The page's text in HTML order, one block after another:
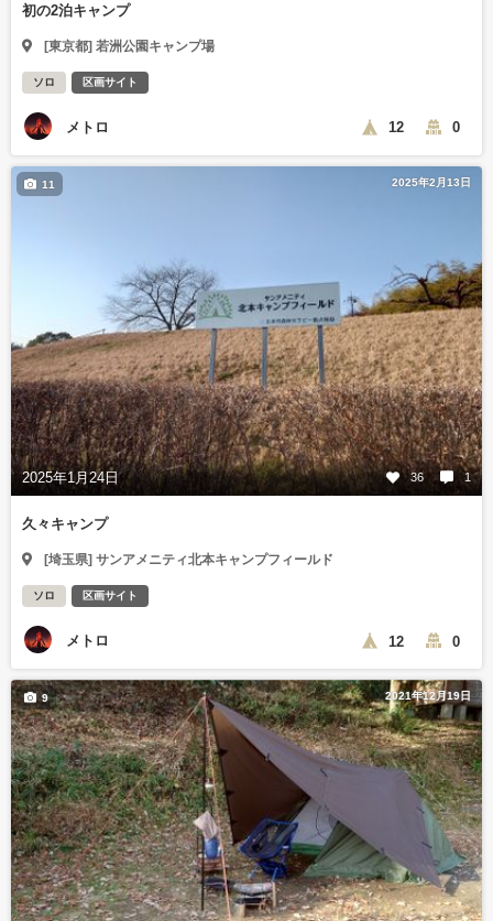
初の2泊キャンプ
[東京都] 若洲公園キャンプ場
ソロ 区画サイト
メトロ 12 0
2025年2月13日
2025年1月24日 36 1
11
久々キャンプ
[埼玉県] サンアメニティ北本キャンプフィールド
ソロ 区画サイト
メトロ 12 0
2021年12月19日
9